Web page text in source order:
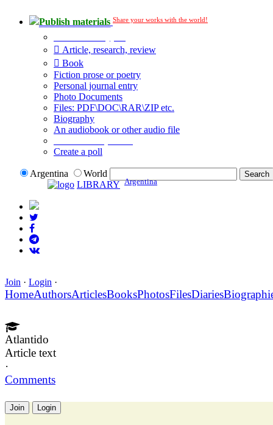
Publish materials Share your works with the world!
Article, research, review
Book
Fiction prose or poetry
Personal journal entry
Photo Documents
Files: PDF\DOC\RAR\ZIP etc.
Biography
An audiobook or other audio file
Create a poll
Argentina
World
LIBRARY Argentina
Join · Login ·
HomeAuthorsArticlesBooksPhotosFilesDiaries
Atlantido
Article text
·
Comments
Join Login